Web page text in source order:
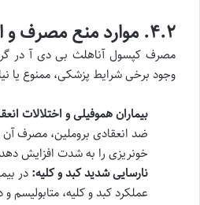
۴.۲. موارد منع مصرف و احتیاطات ویژه
مصرف کپسول آناهلث بی دی آ در
وجود برخی شرایط پزشکی، ممنوع یا
بیماران هموفیلی و اختلالات
ضد انعقادی بروملین، مصرف آن
خونریزی را به شدت افزایش
نارسایی شدید کبد و کلیه: در
عملکرد کبد و کلیه،